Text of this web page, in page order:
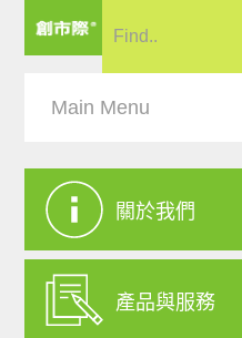
關於我們
產品與服務